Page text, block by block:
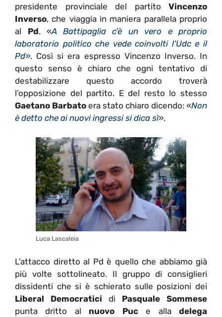
presidente provinciale del partito Vincenzo
Inverso, che viaggia in maniera parallela proprio
al Pd. «A Battipaglia c’è un vero e proprio
laboratorio politico che vede coinvolti l’Udc e il
Pd». Così si era espresso Vincenzo Inverso. In
questo senso è chiaro che ogni tentativo di
destabilizzare questo accordo troverà
l’opposizione del partito. E del resto lo stesso
Gaetano Barbato era stato chiaro dicendo: «Non
è detto che ai nuovi ingressi si dica sì».
Luca Lascaleia
L’attacco diretto al Pd è quello che abbiamo già
più volte sottolineato. Il gruppo di consiglieri
dissidenti che si è schierato sulle posizioni dei
Liberal Democratici di Pasquale Sommese
punta dritto al nuovo Puce alladelega